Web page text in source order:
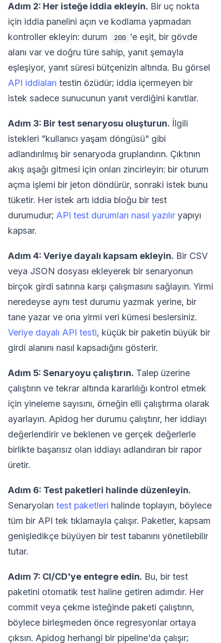
Adım 2: Her isteğe iddia ekleyin. Bir uç nokta
için iddia panelini açın ve kodlama yapmadan
kontroller ekleyin: durum
200 'e eşit, bir gövde
alanı var ve doğru türe sahip, yanıt şemayla
eşleşiyor, yanıt süresi bütçenizin altında. Bu görsel
API iddiaları testin özüdür; iddia içermeyen bir
istek sadece sunucunun yanıt verdiğini kanıtlar.
Adım 3: Bir test senaryosu oluşturun. İlgili
istekleri "kullanıcı yaşam döngüsü" gibi
adlandırılmış bir senaryoda gruplandırın. Çıktının
akış aşağı gitmesi için onları zincirleyin: bir oturum
açma işlemi bir jeton döndürür, sonraki istek bunu
tüketir. Her istek artı iddia bloğu bir test
durumudur; API test durumları nasıl yazılır yapıyı
kapsar.
Adım 4: Veriye dayalı kapsam ekleyin. Bir CSV
veya JSON dosyası ekleyerek bir senaryonun
birçok girdi satırına karşı çalışmasını sağlayın. Yirmi
neredeyse aynı test durumu yazmak yerine, bir
tane yazar ve ona yirmi veri kümesi beslersiniz.
Veriye dayalı API testi, küçük bir paketin büyük bir
girdi alanını nasıl kapsadığını gösterir.
Adım 5: Senaryoyu çalıştırın. Talep üzerine
çalıştırın ve tekrar altında kararlılığı kontrol etmek
için yineleme sayısını, örneğin elli çalıştırma olarak
ayarlayın. Apidog her durumu çalıştırır, her iddiayı
değerlendirir ve beklenen ve gerçek değerlerle
birlikte başarısız olan iddiayı adlandıran bir rapor
üretir.
Adım 6: Test paketleri halinde düzenleyin.
Senaryoları test paketleri halinde toplayın, böylece
tüm bir API tek tıklamayla çalışır. Paketler, kapsam
genişledikçe büyüyen bir test tabanını yönetilebilir
tutar.
Adım 7: CI/CD'ye entegre edin. Bu, bir test
paketini otomatik test haline getiren adımdır. Her
commit veya çekme isteğinde paketi çalıştırın,
böylece birleşmeden önce regresyonlar ortaya
çıksın. Apidog herhangi bir pipeline'da çalışır;